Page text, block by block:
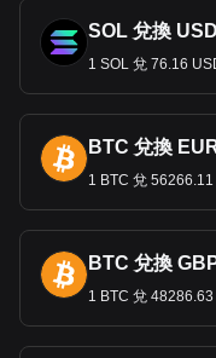
匯款和經濟影
在美國工作的巴拿馬人
和美元，支持家庭收入
加密貨幣可以兌換成
SOL 兌換 USD
1 SOL 兌 76.16
BTC 兌換
1 BTC 兌 56266.11
BTC 兌換
1 BTC 兌 48286.63